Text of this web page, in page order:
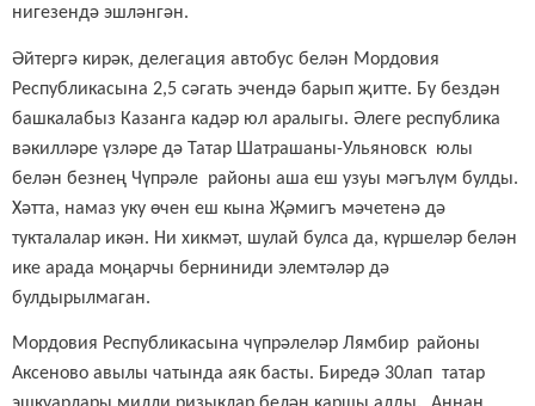
нигезендә эшләнгән.
Әйтергә кирәк, делегация автобус белән Мордовия
Республикасына 2,5 сәгать эчендә барып җитте. Бу бездән
башкалабыз Казанга кадәр юл аралыгы. Әлеге республика
вәкилләре үзләре дә Татар Шатрашаны-Ульяновск юлы
белән безнең Чүпрәле районы аша еш узуы мәгълүм булды.
Хәтта, намаз уку өчен еш кына Җәмигъ мәчетенә дә
тукталалар икән. Ни хикмәт, шулай булса да, күршеләр белән
ике арада моңарчы берниниди элемтәләр дә
булдырылмаган.
Мордовия Республикасына чүпрәлеләр Л ямбир районы
Аксеново авылы чатында аяк басты. Биредә 30лап татар